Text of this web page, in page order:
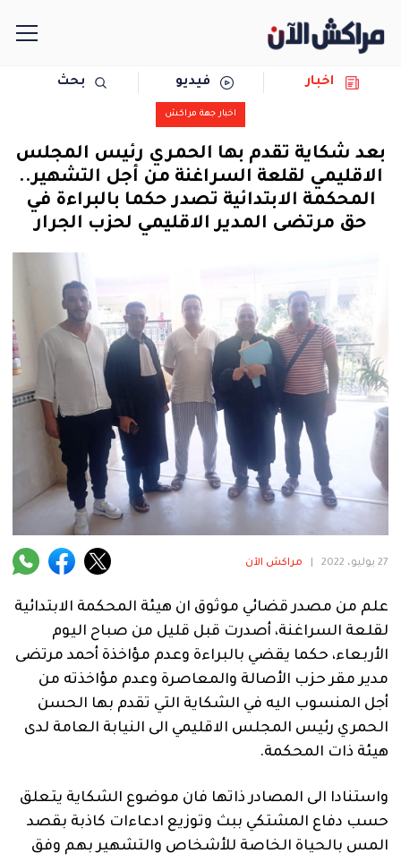
مجتمع
سياسة
رياضة
المرأة
فنية
منوعة
آراء
اخبار فيديو بحث
اخبار جهة مراكش
بعد شكاية تقدم بها الحمري رئيس المجلس
الاقليمي لقلعة السراغنة من أجل التشهير..
المحكمة الابتدائية تصدر حكما بالبراءة في
حق مرتضى المدير الاقليمي لحزب الجرار
27 يوليو، 2022 مراكش الآن
علم من مصدر قضائي موثوق ان هيئة المحكمة الابتدائية
لقلعة السراغنة، أصدرت قبل قليل من صباح اليوم
الأربعاء، حكما يقضي بالبراءة وعدم مؤاخذة أحمد مرتضى
مدير مقر حزب الأصالة والمعاصرة وعدم مؤاخذته من
أجل المنسوب اليه في الشكاية التي تقدم بها الحسن
الحمري رئيس المجلس الاقليمي الى النيابة العامة لدى
هيئة ذات المحكمة.
واستنادا الى المصادر ذاتها فان موضوع الشكاية يتعلق
حسب دفاع المشتكي ببث وتوزيع ادعاءات كاذبة بقصد
المس بالحياة الخاصة للأشخاص والتشهير بهم وفق